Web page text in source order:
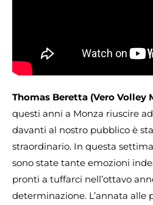
Thomas Beretta (Vero Volley
questi anni a Monza riuscire
davanti al nostro pubblico è
straordinario. In questa
sono state tante emozioni
pronti a tuffarci nell’ottavo
determinazione. L’annata alle